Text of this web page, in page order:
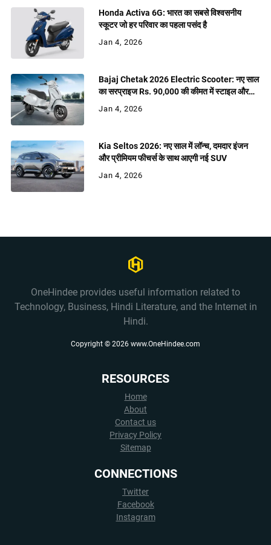
Honda Activa 6G: भारत का सबसे विश्वसनीय
स्कूटर जो हर परिवार का पहला पसंद है
Jan 4, 2026
Bajaj Chetak 2026 Electric Scooter: नए साल
का सरप्राइज Rs. 90,000 की कीमत में स्टाइल और
शक्ति
Jan 4, 2026
Kia Seltos 2026: नए साल में लॉन्च, दमदार इंजन
और प्रीमियम फीचर्स के साथ आएगी नई SUV
Jan 4, 2026
OneHindee provides useful information related to
Technology, Business, Hindi Literature, and the Internet in
Hindi.
Copyright © 2026 www.OneHindee.com
RESOURCES
Home
About
Contact us
Privacy Policy
Sitemap
CONNECTIONS
Twitter
Facebook
Instagram